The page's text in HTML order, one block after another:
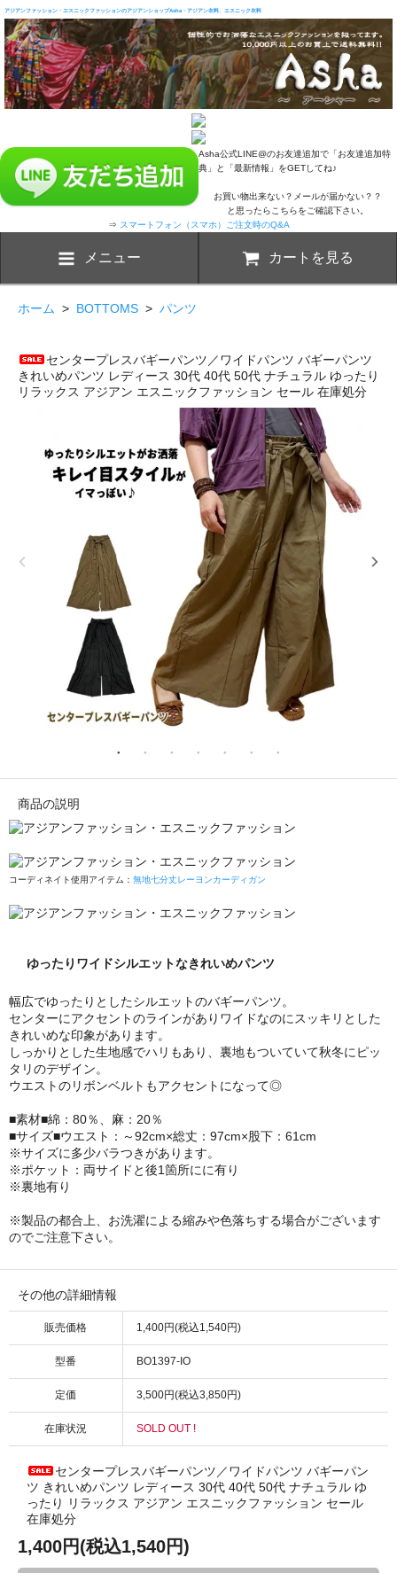
アジアンファッション・エスニックファッションのアジアンショップAsha・アジアン衣料、エスニック衣料
Asha公式LINE@のお友達追加で「お友達追加特
典」と「最新情報」をGETしてね♪
お買い物出来ない？メールが届かない？？
と思ったらこちらをご確認下さい。
⇒ スマートフォン（スマホ）ご注文時のQ&A
メニュー カートを見る
ホーム > BOTTOMS > パンツ
センタープレスバギーパンツ／ワイドパンツ バギーパンツ
きれいめパンツ レディース 30代 40代 50代 ナチュラル ゆったり
リラックス アジアン エスニックファッション セール 在庫処分
商品の説明
コーディネイト使用アイテム： 無地七分丈レーヨンカーディガン
ゆったりワイドシルエットなきれいめパンツ
幅広でゆったりとしたシルエットのバギーパンツ。
センターにアクセントのラインがありワイドなのにスッキリとした
きれいめな印象があります。
しっかりとした生地感でハリもあり、裏地もついていて秋冬にピッ
タリのデザイン。
ウエストのリボンベルトもアクセントになって◎
■素材■綿：80％、麻：20％
■サイズ■ウエスト：～92cm×総丈：97cm×股下：61cm
※サイズに多少バラつきがあります。
※ポケット：両サイドと後1箇所にに有り
※裏地有り
※製品の都合上、お洗濯による縮みや色落ちする場合がございます
のでご注意下さい。
その他の詳細情報
販売価格 1,400円(税込1,540円)
型番 BO1397-IO
定価 3,500円(税込3,850円)
在庫状況 SOLD OUT !
センタープレスバギーパンツ／ワイドパンツ バギーパン
ツ きれいめパンツ レディース 30代 40代 50代 ナチュラル ゆ
ったり リラックス アジアン エスニックファッション セール
在庫処分
1,400円(税込1,540円)